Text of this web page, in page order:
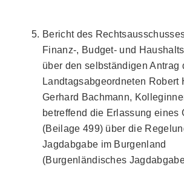
Bericht des
Finanz-, Budget- und
über den selbständigen Antrag
Landtagsabgeordneten Robert
Gerhard Bachmann,
betreffend die Erlassung eines
(Beilage 499) über die
Jagdabgabe im Burgenland
(Burgenländisches